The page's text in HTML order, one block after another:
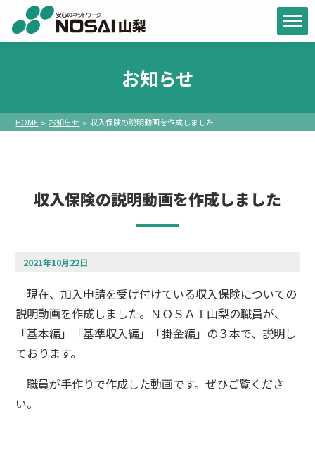
お知らせ
HOME お知らせ 収入保険の説明動画を作成しました
収入保険の説明動画を作成しました
2021年10月22日
現在、加入申請を受け付けている収入保険についての
説明動画を作成しました。ＮＯＳＡＩ山梨の職員が、
「基本編」「基準収入編」「掛金編」の３本で、説明し
ております。
職員が手作りで作成した動画です。ぜひご覧くださ
い。